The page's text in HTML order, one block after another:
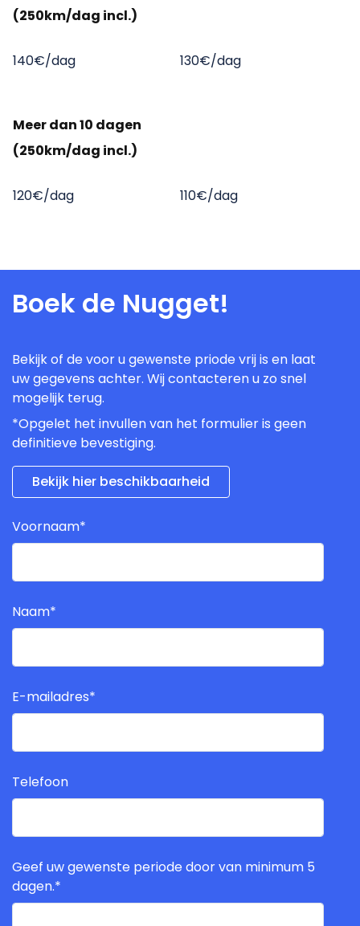
(250km/dag incl.)
140€/dag 130€/dag
Meer dan 10 dagen
(250km/dag incl.)
120€/dag 110€/dag
Boek de Nugget!
Bekijk of de voor u gewenste priode vrij is en laat
uw gegevens achter. Wij contacteren u zo snel
mogelijk terug.
*Opgelet het invullen van het formulier is geen
definitieve bevestiging.
Bekijk hier beschikbaarheid
Voornaam*
Naam*
E-mailadres*
Telefoon
Geef uw gewenste periode door van minimum 5
dagen.*